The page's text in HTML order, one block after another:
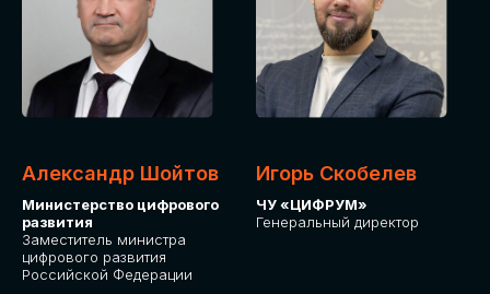
Александр Шойтов
Министерство цифрового
развития
Заместитель министра
цифрового развития
Российской Федерации
Игорь Скобелев
ЧУ «ЦИФРУМ»
Генеральный директор